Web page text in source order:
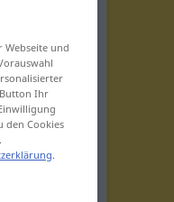
und
Ihr
den Cookies
.